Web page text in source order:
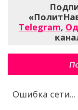
Telegram,
Ошибка сети...